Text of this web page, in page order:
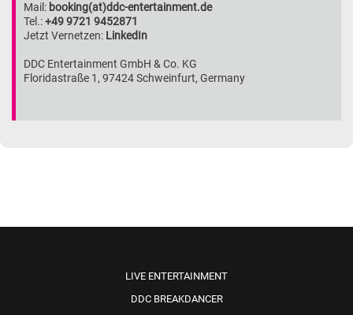
Mail: booking(at)ddc-entertainment.de
Tel.:+49 9721 9452871
Jetzt Vernetzen: LinkedIn
DDC Entertainment GmbH & Co. KG
Floridastraße 1, 97424 Schweinfurt, Germany
LIVE ENTERTAINMENT
DDC BREAKDANCER